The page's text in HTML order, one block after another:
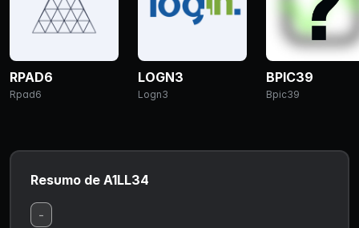
RPAD6
Rpad6
LOGN3
Logn3
BPIC39
Bpic39
Resumo de A1LL34
-